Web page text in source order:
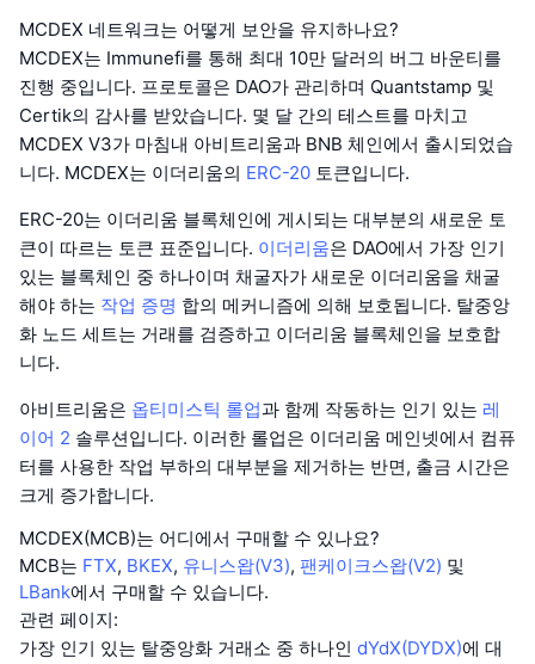
MCDEX 네트워크는 어떻게 보안을 유지하나요?
MCDEX는 Immunefi를 통해 최대 10만 달러의 버그 바운티를
진행 중입니다. 프로토콜은 DAO가 관리하며 Quantstamp 및
Certik의 감사를 받았습니다. 몇 달 간의 테스트를 마치고
MCDEX V3가 마침내 아비트리움과 BNB 체인에서 출시되었습
니다. MCDEX는 이더리움의 ERC-20 토큰입니다.
ERC-20는 이더리움 블록체인에 게시되는 대부분의 새로운 토
큰이 따르는 토큰 표준입니다. 이더리움은 DAO에서 가장 인기
있는 블록체인 중 하나이며 채굴자가 새로운 이더리움을 채굴
해야 하는 작업 증명 합의 메커니즘에 의해 보호됩니다. 탈중앙
화 노드 세트는 거래를 검증하고 이더리움 블록체인을 보호합
니다.
아비트리움은 옵티미스틱 롤업과 함께 작동하는 인기 있는 레
이어 2 솔루션입니다. 이러한 롤업은 이더리움 메인넷에서 컴퓨
터를 사용한 작업 부하의 대부분을 제거하는 반면, 출금 시간은
크게 증가합니다.
MCDEX(MCB)는 어디에서 구매할 수 있나요?
MCB는 FTX, BKEX, 유니스왑(V3), 팬케이크스왑(V2) 및
LBank에서 구매할 수 있습니다.
관련 페이지:
가장 인기 있는 탈중앙화 거래소 중 하나인 dYdX(DYDX)에 대